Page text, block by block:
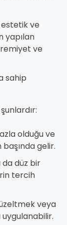
ve
yapılan
ve
sahip
olduğu ve
gelir.
düz bir
tercih
veya
uygulanabilir.